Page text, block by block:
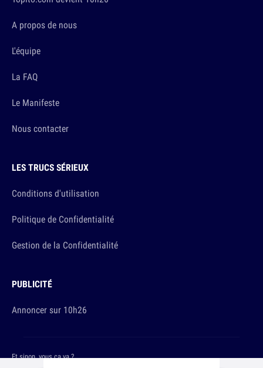
A propos de nous
L'équipe
La FAQ
Le Manifeste
Nous contacter
LES TRUCS SÉRIEUX
Conditions d'utilisation
Politique de Confidentialité
Gestion de la Confidentialité
PUBLICITÉ
Annoncer sur 10h26
Et sinon, vous ça va ?